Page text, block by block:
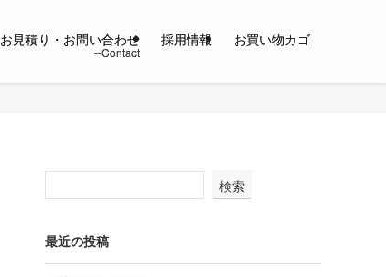
お見積り・お問い合わせ 採用情報 お買い物カゴ
検索
最近の投稿